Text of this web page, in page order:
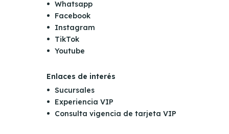
Whatsapp
Facebook
Instagram
TikTok
Youtube
Enlaces de interés
Sucursales
Experiencia VIP
Consulta vigencia de tarjeta VIP